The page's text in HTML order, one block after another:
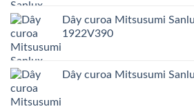
Dây curoa Mitsusumi
1922V390
Dây curoa Mitsusumi